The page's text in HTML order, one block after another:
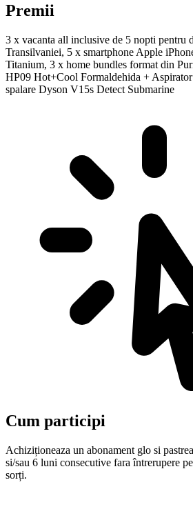
Premii
3 x vacanta all inclusive de 5 nopti pentru
Transilvaniei, 5 x smartphone Apple
Titanium, 3 x home bundles format din
HP09 Hot+Cool Formaldehida +
spalare Dyson V15s Detect Submarine
Cum participi
Achiziționeaza un abonament glo si
si/sau 6 luni consecutive fara întrerupere
sorți.